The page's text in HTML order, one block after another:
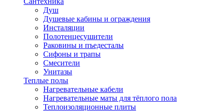
Душ
Душевые кабины и ограждения
Инсталяции
Полотенцесушители
Раковины и пъедесталы
Сифоны и трапы
Смесители
Унитазы
Теплые полы
Нагревательные кабели
Нагревательные маты для тёплого пола
Теплоизоляционные плиты